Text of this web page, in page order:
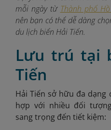
mỗi ngày từ Thành phố
nên bạn có thể dễ dàng
du lịch biển Hải Tiến.
Lưu trú tại
Tiến
Hải Tiến sở hữu đa
hợp với nhiều đối
sang trọng đến tiết kiệm: